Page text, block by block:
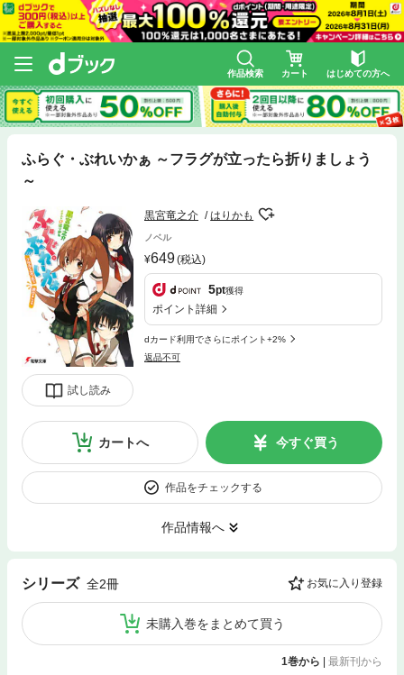
作品検索 カート はじめての方へ
ふらぐ・ぶれいかぁ ～フラグが立ったら折りましょう
～
試し読み
黒宮竜之介 はりかも
ノベル
649(税込)
5pt獲得
ポイント詳細
dカード利用でさらにポイント+2%
返品不可
カートへ 今すぐ買う
作品をチェックする
作品情報へ
シリーズ 全2冊 お気に入り登録
未購入巻をまとめて買う
1巻から | 最新刊から